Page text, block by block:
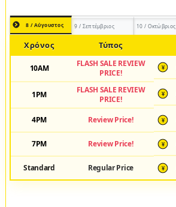
8 / Αύγουστος 9 / Σεπτέμβριος 10 / Οκτώβριος
Χρόνος Τύπος
10AM
FLASH SALE REVIEW
PRICE!
¥
1PM
FLASH SALE REVIEW
PRICE!
¥
4PM Review Price! ¥
7PM Review Price! ¥
Standard Regular Price ¥